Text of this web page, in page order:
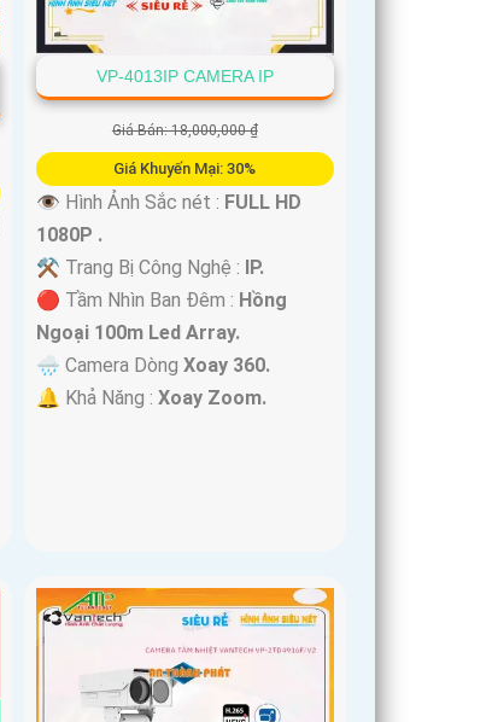
VP-4013IP CAMERA IP
Giá Bán: 18,000,000 ₫
Giá Khuyến Mại: 30%
👁 Hình Ảnh Sắc nét : FULL HD
1080P .
⚒ Trang Bị Công Nghệ : IP.
🔴 Tầm Nhìn Ban Đêm : Hồng
Ngoại 100m Led Array.
🌧️ Camera DòngXoay 360.
️🔔 Khả Năng :Xoay Zoom.